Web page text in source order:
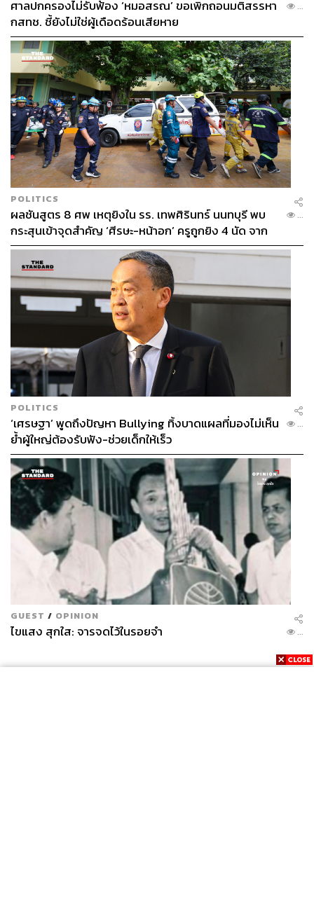
ศาลปกครองไม่รับฟ้อง ‘หมอสรณ’ ขอเพิกถอนมติสรรหา
กสทช. ชี้ยังไม่ใช่ผู้เดือดร้อนเสียหาย
...
POLITICS
ผลชันสูตร 8 ศพ เหตุยิงใน รร. เทพศิรินทร์ นนทบุรี พบ
กระสุนเข้าจุดสำคัญ ‘ศีรษะ-หน้าอก’ ครูถูกยิง 4 นัด จาก
ระยะไกล
...
POLITICS
‘เศรษฐา’ พูดถึงปัญหา Bullying ทิ้งบาดแผลที่มองไม่เห็น
ย้ำผู้ใหญ่ต้องรับฟัง-ช่วยเด็กให้เร็ว
...
GUEST / OPINION
ไขแสง สุกใส: จารจดไว้ในรอยจำ ...